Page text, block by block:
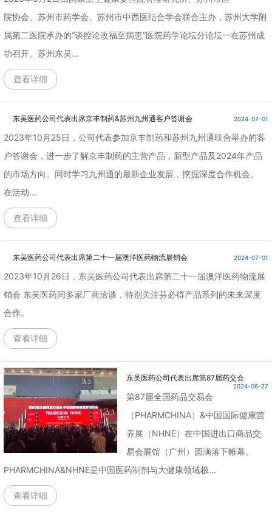
院协会、苏州市药学会、苏州市中西医结合学会联合主办，苏州大学附
属第二医院承办的“谈控论改福至病患”医院药学论坛分论坛一在苏州成
功召开。苏州东吴...
查看详细
东吴医药公司代表出席京丰制药&苏州九州通客户答谢会 2024-07-01
2023年10月25日，公司代表参加京丰制药和苏州九州通联合举办的客
户答谢会，进一步了解京丰制药的主营产品，新型产品及2024年产品
的市场方向。同时学习九州通的最新企业发展，挖掘深度合作机会。
在活动...
查看详细
东吴医药公司代表出席第二十一届澳洋医药物流展销会 2024-07-01
2023年10月26日，东吴医药公司代表出席第二十一届澳洋医药物流展
销会 东吴医药同多家厂商洽谈，特别关注芬必得产品系列的未来深度
合作。
查看详细
东吴医药公司代表出席第87届药交会
2024-06-27
第87届全国药品交易会
（PHARMCHINA）&中国国际健康营
养展（NHNE）在中国进出口商品交
易会展馆（广州）圆满落下帷幕。
PHARMCHINA&NHNE是中国医药制剂与大健康领域极...
查看详细